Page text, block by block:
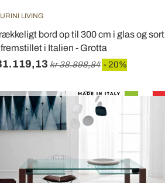
LIVING
bord op til 300 cm i glas og sort
i Italien - Grotta
kr 38.898,84 - 20%